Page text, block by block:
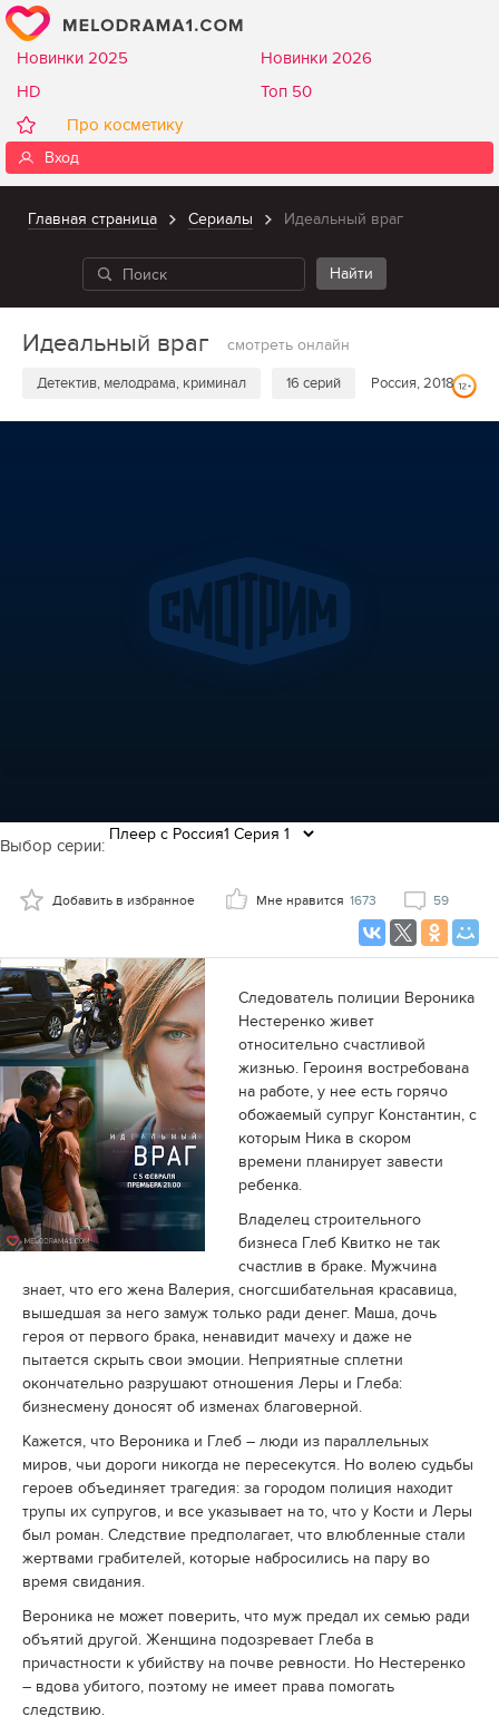
Новинки 2025
Новинки 2026
HD
Топ 50
Про косметику
Вход
Главная страница Сериалы Идеальный враг
Идеальный враг смотреть онлайн
Детектив, мелодрама, криминал 16 серий Россия, 2018
Выбор серии:
Добавить в избранное Мне нравится 1673 59
Следователь полиции Вероника
Нестеренко живет
относительно счастливой
жизнью. Героиня востребована
на работе, у нее есть горячо
обожаемый супруг Константин, с
которым Ника в скором
времени планирует завести
ребенка.
Владелец строительного
бизнеса Глеб Квитко не так
счастлив в браке. Мужчина
знает, что его жена Валерия, сногсшибательная красавица,
вышедшая за него замуж только ради денег. Маша, дочь
героя от первого брака, ненавидит мачеху и даже не
пытается скрыть свои эмоции. Неприятные сплетни
окончательно разрушают отношения Леры и Глеба:
бизнесмену доносят об изменах благоверной.
Кажется, что Вероника и Глеб – люди из параллельных
миров, чьи дороги никогда не пересекутся. Но волею судьбы
героев объединяет трагедия: за городом полиция находит
трупы их супругов, и все указывает на то, что у Кости и Леры
был роман. Следствие предполагает, что влюбленные стали
жертвами грабителей, которые набросились на пару во
время свидания.
Вероника не может поверить, что муж предал их семью ради
объятий другой. Женщина подозревает Глеба в
причастности к убийству на почве ревности. Но Нестеренко
– вдова убитого, поэтому не имеет права помогать
следствию.